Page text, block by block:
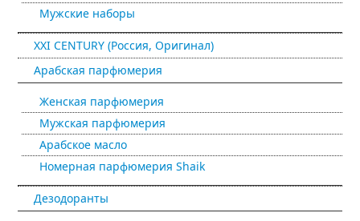
Мужские наборы
XXI CENTURY (Россия, Оригинал)
Арабская парфюмерия
Женская парфюмерия
Мужская парфюмерия
Арабское масло
Номерная парфюмерия Shaik
Дезодоранты